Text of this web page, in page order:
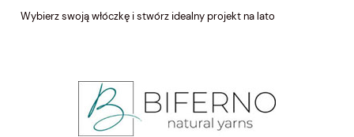
Wybierz swoją włóczkę i stwórz idealny projekt na lato